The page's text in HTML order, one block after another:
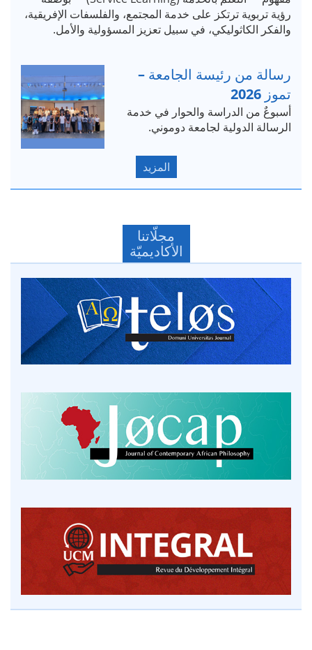
رؤية تربوية ترتكز على خدمة المجتمع، والفلسفات الإفريقية،
والفكر الكاثوليكي، في سبيل تعزيز المسؤولية والأمل.
رسالة من رئيسة الجامعة –
تموز 2026
أسبوعٌ من الدراسة والحوار في خدمة
الرسالة الدولية لجامعة دوموني.
المزيد
مجلّاتنا
الأكاديميّة